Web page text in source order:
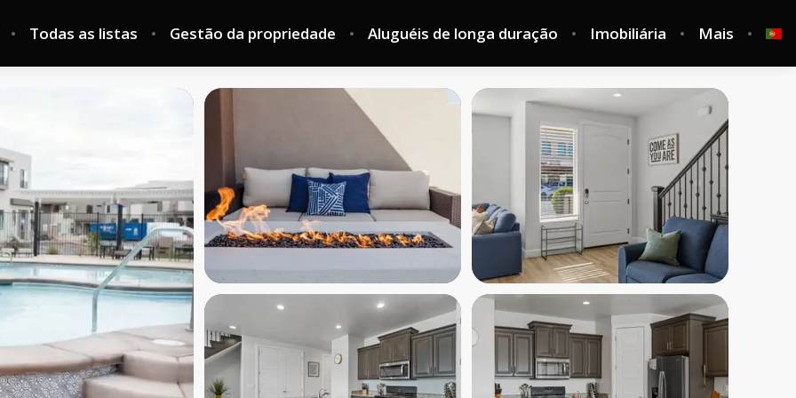
Todas as listas Gestão da propriedade Aluguéis de longa duração Imobiliária Mais